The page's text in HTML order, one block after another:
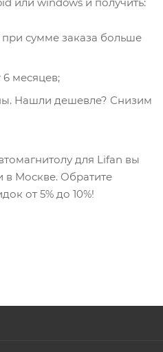
при сумме заказа больше
6 месяцев;
Нашли дешевле? Снизим
для Lifan вы
в Москве. Обратите
от 5% до 10%!